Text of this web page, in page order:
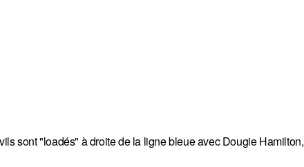
sont "loadés" à droite de la ligne bleue avec Dougie Hamilton,